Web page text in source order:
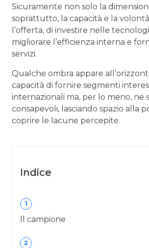
Sicuramente non solo la
soprattutto, la capacità e la
l’offerta, di investire nelle
migliorare l’efficienza interna e
servizi.
Qualche ombra appare
capacità di fornire segmenti
internazionali ma, per lo meno, ne
consapevoli, lasciando spazio alla
coprire le lacune percepite.
Indice
1
Il campione
2